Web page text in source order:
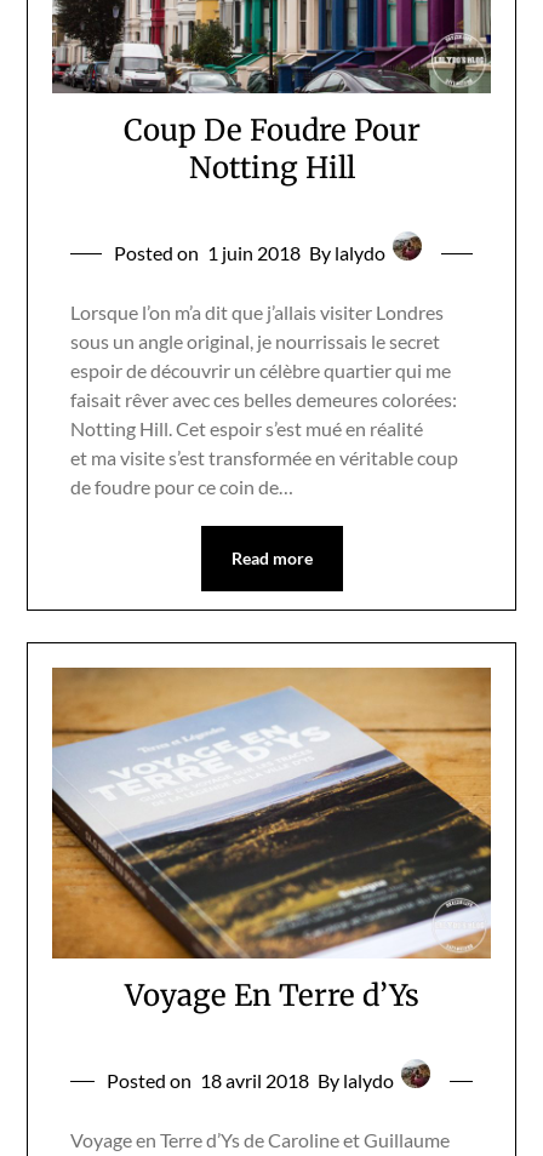
Coup De Foudre Pour
Notting Hill
Posted on 1 juin 2018 By lalydo
Lorsque l’on m’a dit que j’allais visiter Londres
sous un angle original, je nourrissais le secret
espoir de découvrir un célèbre quartier qui me
faisait rêver avec ces belles demeures colorées:
Notting Hill. Cet espoir s’est mué en réalité
et ma visite s’est transformée en véritable coup
de foudre pour ce coin de…
Read more
Voyage En Terre d’Ys
Posted on 18 avril 2018 By lalydo
Voyage en Terre d’Ys de Caroline et Guillaume